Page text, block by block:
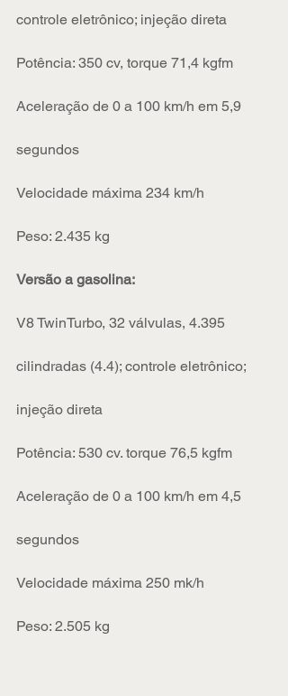
controle eletrônico; injeção direta
Potência: 350 cv, torque 71,4 kgfm
Aceleração de 0 a 100 km/h em 5,9
segundos
Velocidade máxima 234 km/h
Peso: 2.435 kg
Versão a gasolina:
V8 TwinTurbo, 32 válvulas, 4.395
cilindradas (4.4); controle eletrônico;
injeção direta
Potência: 530 cv. torque 76,5 kgfm
Aceleração de 0 a 100 km/h em 4,5
segundos
Velocidade máxima 250 mk/h
Peso: 2.505 kg